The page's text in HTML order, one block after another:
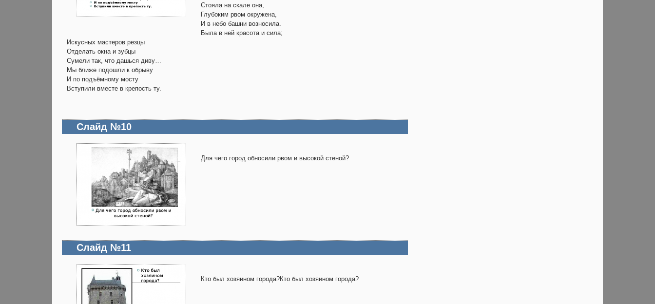
Стояла на скале она,
Глубоким рвом окружена,
И в небо башни возносила.
Была в ней красота и сила;
Искусных мастеров резцы
Отделать окна и зубцы
Сумели так, что дашься диву…
Мы ближе подошли к обрыву
И по подъёмному мосту
Вступили вместе в крепость ту.
Слайд №10
Для чего город обносили рвом и высокой стеной?
Слайд №11
Кто был хозяином города?Кто был хозяином города?